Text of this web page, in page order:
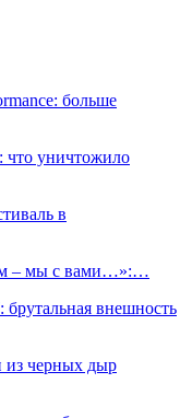
больше
что уничтожило
в
– мы с вами…»:…
внешность
из черных дыр